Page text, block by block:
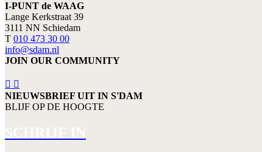
I-PUNT de WAAG
Lange Kerkstraat 39
3111 NN Schiedam
T 010 473 30 00
info@sdam.nl
JOIN OUR COMMUNITY
NIEUWSBRIEF UIT IN S'DAM
BLIJF OP DE HOOGTE
SCHRIJF IN